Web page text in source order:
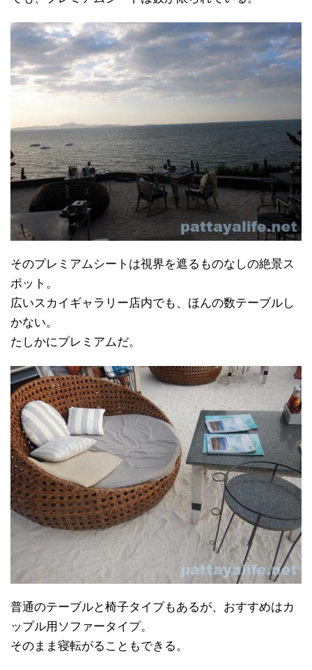
そのプレミアムシートは視界を遮るものなしの絶景ス
ポット。
広いスカイギャラリー店内でも、ほんの数テーブルし
かない。
たしかにプレミアムだ。
普通のテーブルと椅子タイプもあるが、おすすめはカ
ップル用ソファータイプ。
そのまま寝転がることもできる。